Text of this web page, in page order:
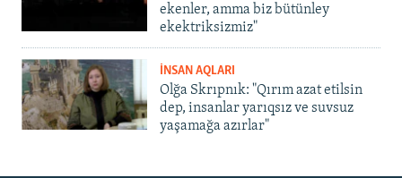
ekenler, amma biz bütünley
ekektriksizmiz"
İNSAN AQLARI
Olğa Skrıpnık: "Qırım azat etilsin
dep, insanlar yarıqsız ve suvsuz
yaşamağa azırlar"